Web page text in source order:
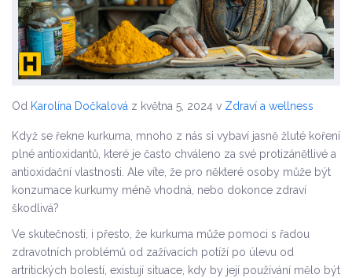
Od Karolína Dočkalová z května 5, 2024 v Zdraví a wellness
Když se řekne kurkuma, mnoho z nás si vybaví jasně žluté koření
plné antioxidantů, které je často chváleno za své protizánětlivé a
antioxidační vlastnosti. Ale víte, že pro některé osoby může být
konzumace kurkumy méně vhodná, nebo dokonce zdraví
škodlivá?
Ve skutečnosti, i přesto, že kurkuma může pomoci s řadou
zdravotních problémů od zažívacích potíží po úlevu od
artritických bolestí, existují situace, kdy by její používání mělo být